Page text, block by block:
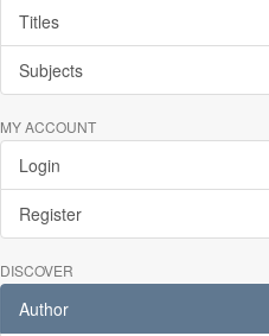
Titles
Subjects
MY ACCOUNT
Login
Register
DISCOVER
Author